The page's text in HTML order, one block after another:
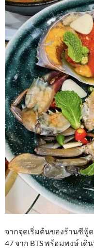
จากจุดเริ่มต้นของร้านซี
47 จาก BTS พร้อมพงษ์ เ